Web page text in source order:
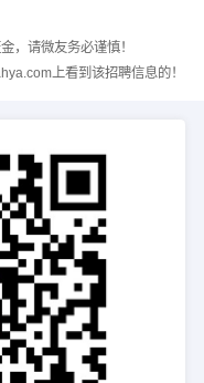
，请微友务必谨慎！
上看到该招聘信息的！